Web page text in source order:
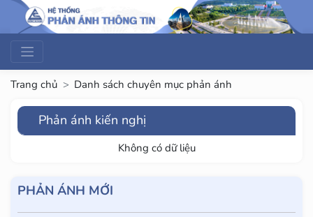
Trang chủ Danh sách chuyên mục phản ánh
Phản ánh kiến nghị
Không có dữ liệu
PHẢN ÁNH MỚI